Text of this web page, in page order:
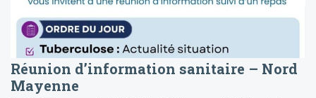
Réunion d’information sanitaire – Nord
Mayenne